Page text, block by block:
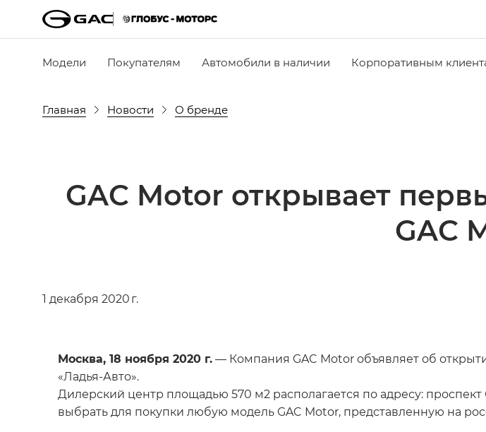
Модели Покупателям Автомобили в наличии Корпоративным
Главная Новости О бренде
GAC Motor открывает
GAC
1 декабря 2020 г.
Москва, 18 ноября 2020 г.— Компания GAC Motor объявляет об
«Ладья-Авто».
Дилерский центр площадью 570 м2 располагается по адресу:
выбрать для покупки любую модель GAC Motor, представленную на